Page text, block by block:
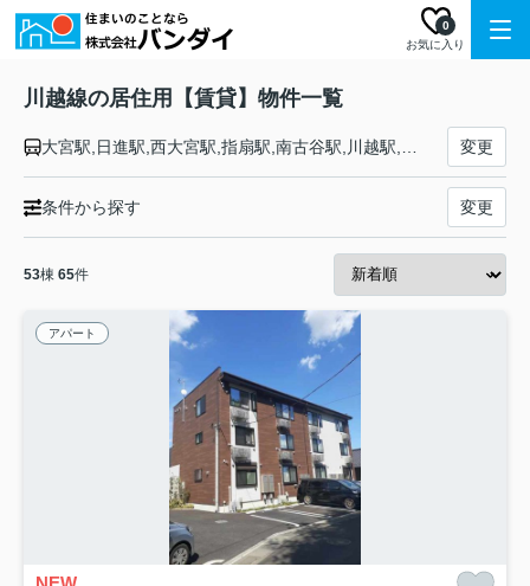
お気に入り
0
川越線の居住用【賃貸】物件一覧
変更
条件から探す 変更
53棟 65件
アパート